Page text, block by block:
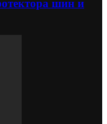
шин и